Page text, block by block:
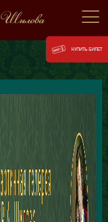
КУПИТЬ БИЛЕТ